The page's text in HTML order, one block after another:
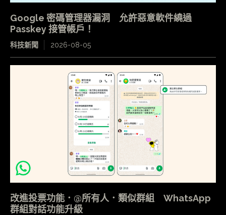
Google 密碼管理器漏洞 允許惡意軟件繞過
Passkey 接管帳戶！
科技新聞 2026-08-05
改進投票功能．@所有人．類似群組 WhatsApp
群組對話功能升級